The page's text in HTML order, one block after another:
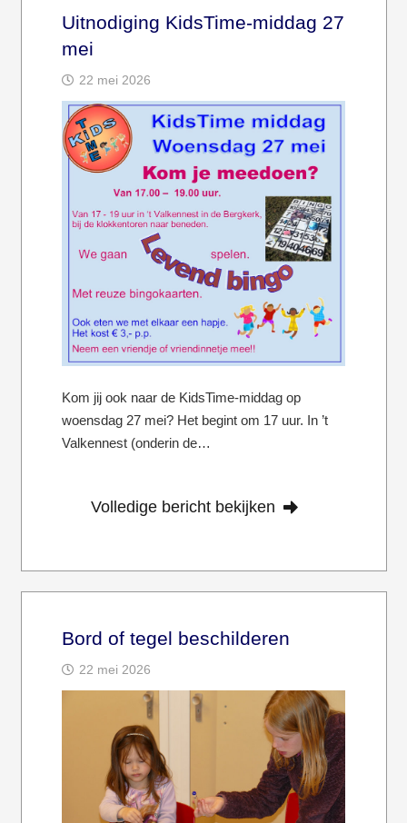
Uitnodiging KidsTime-middag 27
mei
22 mei 2026
Kom jij ook naar de KidsTime-middag op
woensdag 27 mei? Het begint om 17 uur. In ’t
Valkennest (onderin de…
Volledige bericht bekijken
Bord of tegel beschilderen
22 mei 2026